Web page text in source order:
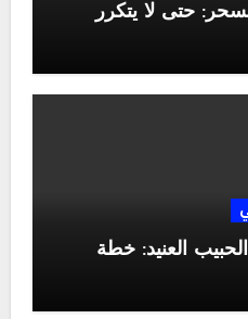
حتى لا يتكرر
العنيد: خطة